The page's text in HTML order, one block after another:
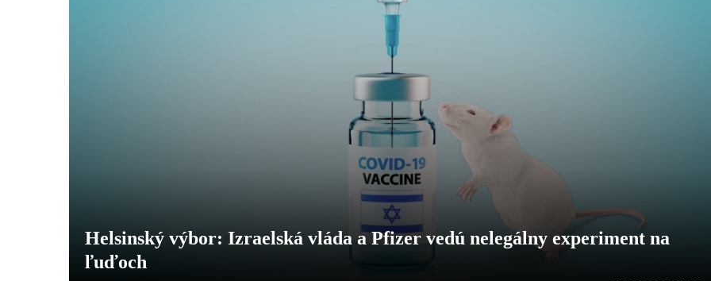
Helsinský výbor: Izraelská vláda a Pfizer vedú nelegálny experiment na
ľuďoch